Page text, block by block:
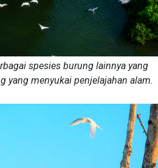
spesies burung lainnya yang
yang menyukai penjelajahan alam.